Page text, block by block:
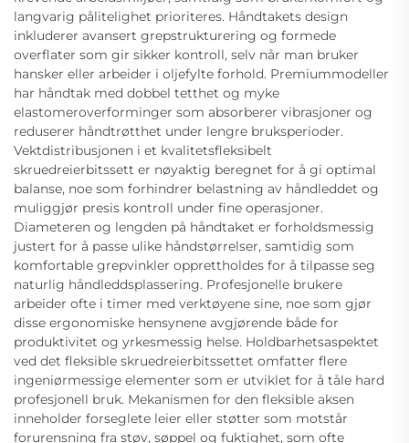
langvarig pålitelighet prioriteres. Håndtakets design
inkluderer avansert grepstrukturering og formede
overflater som gir sikker kontroll, selv når man bruker
hansker eller arbeider i oljefylte forhold. Premiummodeller
har håndtak med dobbel tetthet og myke
elastomeroverforminger som absorberer vibrasjoner og
reduserer håndtrøtthet under lengre bruksperioder.
Vektdistribusjonen i et kvalitetsfleksibelt
skruedreierbitssett er nøyaktig beregnet for å gi optimal
balanse, noe som forhindrer belastning av håndleddet og
muliggjør presis kontroll under fine operasjoner.
Diameteren og lengden på håndtaket er forholdsmessig
justert for å passe ulike håndstørrelser, samtidig som
komfortable grepvinkler opprettholdes for å tilpasse seg
naturlig håndleddsplassering. Profesjonelle brukere
arbeider ofte i timer med verktøyene sine, noe som gjør
disse ergonomiske hensynene avgjørende både for
produktivitet og yrkesmessig helse. Holdbarhetsaspektet
ved det fleksible skruedreierbitssettet omfatter flere
ingeniørmessige elementer som er utviklet for å tåle hard
profesjonell bruk. Mekanismen for den fleksible aksen
inneholder forseglete leier eller støtter som motstår
forurensning fra støv, søppel og fuktighet, som ofte